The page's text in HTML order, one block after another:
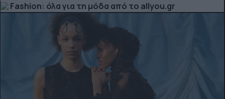
Fashion: όλα για τη μόδα από το allyou.gr